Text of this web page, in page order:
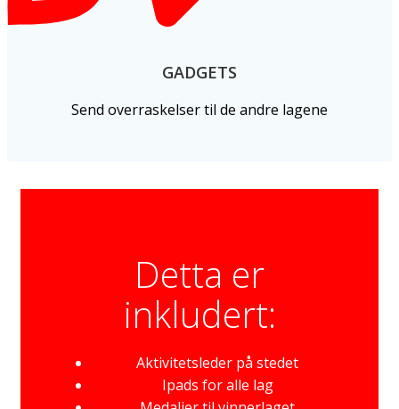
GADGETS
Send overraskelser til de andre lagene
Detta er
inkludert:
Aktivitetsleder på stedet
Ipads for alle lag